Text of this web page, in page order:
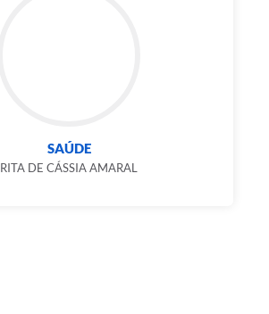
SAÚDE
RITA DE CÁSSIA AMARAL